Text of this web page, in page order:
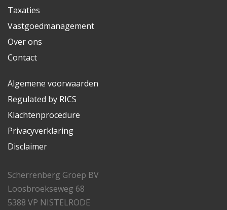
Taxaties
Vastgoedmanagement
Over ons
Contact
Algemene voorwaarden
Regulated by RICS
Klachtenprocedure
Privacyverklaring
Disclaimer
Scherrenberg Groep BV
Loosbroekseweg 68
5388 VP NISTELRODE